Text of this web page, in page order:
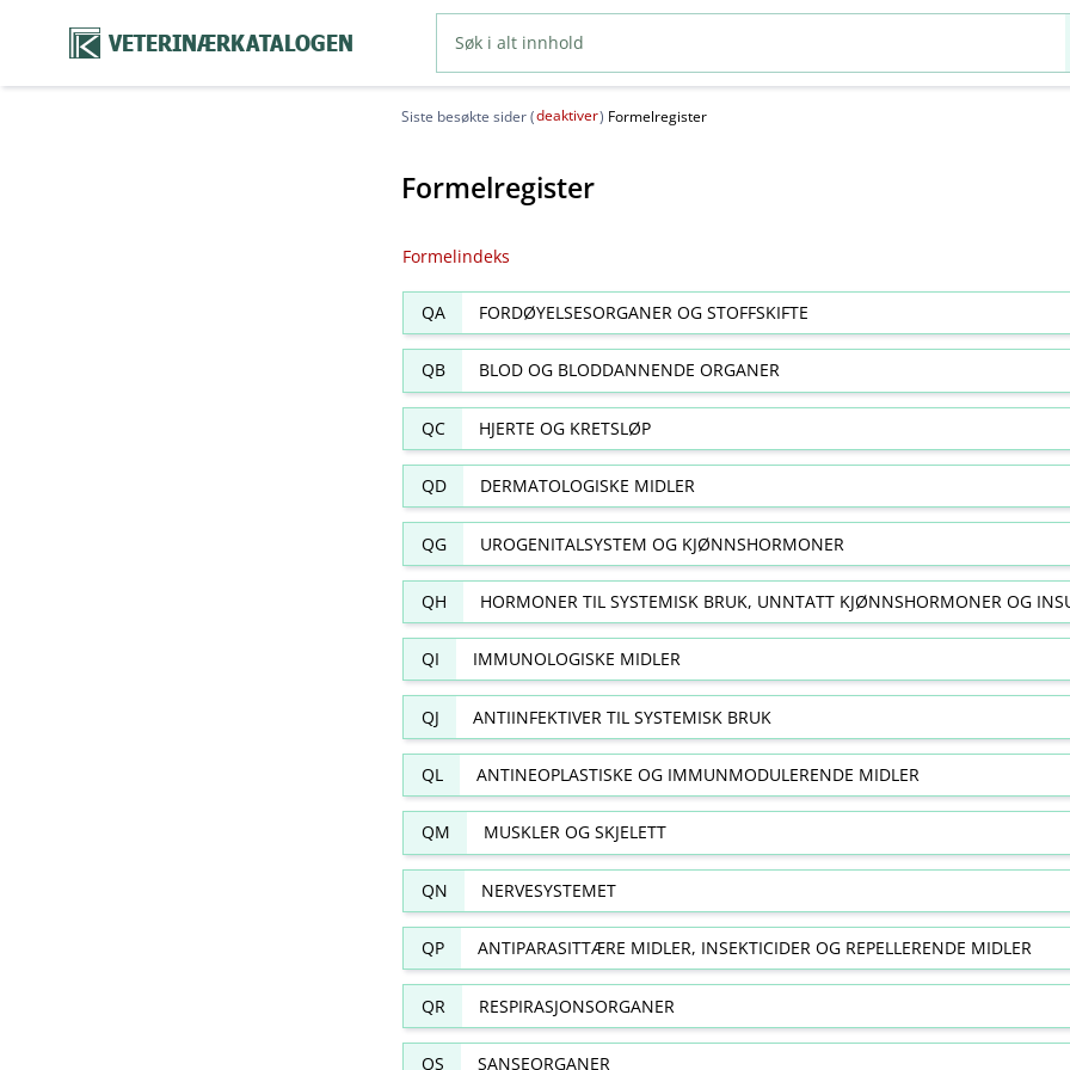
VETERINÆRKATALOGEN
Siste besøkte sider (deaktiver) Formelregister
Formelregister
Formelindeks
QA FORDØYELSESORGANER OG STOFFSKIFTE
QB BLOD OG BLODDANNENDE ORGANER
QC HJERTE OG KRETSLØP
QD DERMATOLOGISKE MIDLER
QG UROGENITALSYSTEM OG KJØNNSHORMONER
QH HORMONER TIL SYSTEMISK BRUK, UNNTATT KJØNNSHORMONER OG
QI IMMUNOLOGISKE MIDLER
QJ ANTIINFEKTIVER TIL SYSTEMISK BRUK
QL ANTINEOPLASTISKE OG IMMUNMODULERENDE MIDLER
QM MUSKLER OG SKJELETT
QN NERVESYSTEMET
QP ANTIPARASITTÆRE MIDLER, INSEKTICIDER OG REPELLERENDE MIDLER
QR RESPIRASJONSORGANER
QS SANSEORGANER